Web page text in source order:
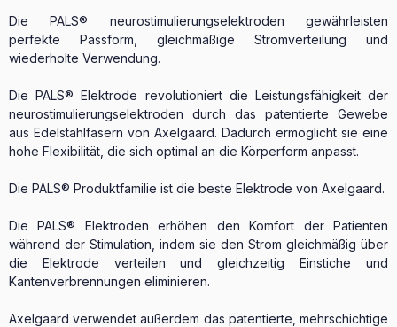
Die PALS® neurostimulierungselektroden gewährleisten
perfekte Passform, gleichmäßige Stromverteilung und
wiederholte Verwendung.
Die PALS® Elektrode revolutioniert die Leistungsfähigkeit der
neurostimulierungselektroden durch das patentierte Gewebe
aus Edelstahlfasern von Axelgaard. Dadurch ermöglicht sie eine
hohe Flexibilität, die sich optimal an die Körperform anpasst.
Die PALS® Produktfamilie ist die beste Elektrode von Axelgaard.
Die PALS® Elektroden erhöhen den Komfort der Patienten
während der Stimulation, indem sie den Strom gleichmäßig über
die Elektrode verteilen und gleichzeitig Einstiche und
Kantenverbrennungen eliminieren.
Axelgaard verwendet außerdem das patentierte, mehrschichtige